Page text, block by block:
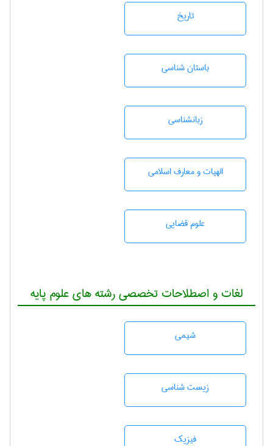
تاريخ
باستان شناسی
زبانشناسی
الهیات و معارف اسلامی
علوم قضایی
لغات و اصطلاحات تخصصی رشته های علوم پایه
شيمی
زيست شناسی
فیزیک